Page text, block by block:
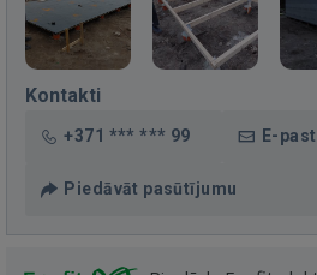
Kontakti
+371 *** *** 99 E-
Piedāvāt pasūtījumu